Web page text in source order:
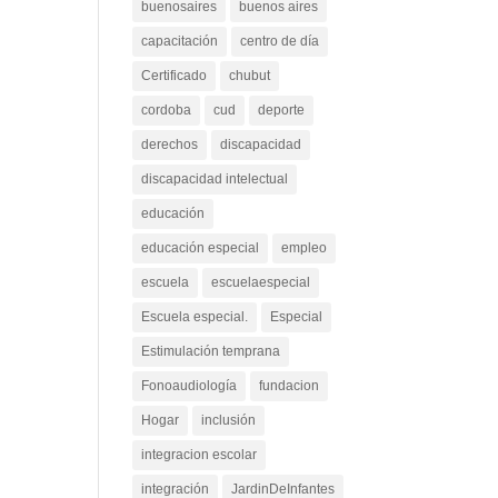
buenosaires buenos aires
capacitación centro de día
Certificado chubut
cordoba cud deporte
derechos discapacidad
discapacidad intelectual
educación
educación especial empleo
escuela escuelaespecial
Escuela especial. Especial
Estimulación temprana
Fonoaudiología fundacion
Hogar inclusión
integracion escolar
integración JardinDeInfantes